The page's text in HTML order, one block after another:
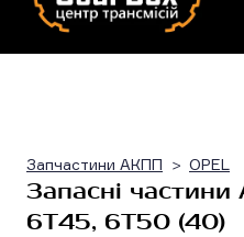
Запчастини АКПП OPEL
Запасні
6T45, 6T50 (40)